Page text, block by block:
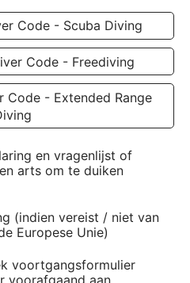
Code - Scuba Diving
Code - Freediving
Code - Extended Range
en vragenlijst of
arts om te duiken
(indien vereist / niet van
Europese Unie)
voortgangsformulier
voorafgaand aan